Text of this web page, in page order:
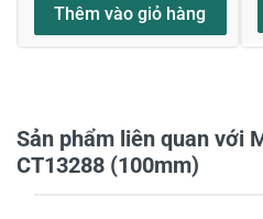
Tiêu đề của nhận xét *
Thêm vào giỏ hàng
Sản phẩm liên quan với
CT13288 (100mm)